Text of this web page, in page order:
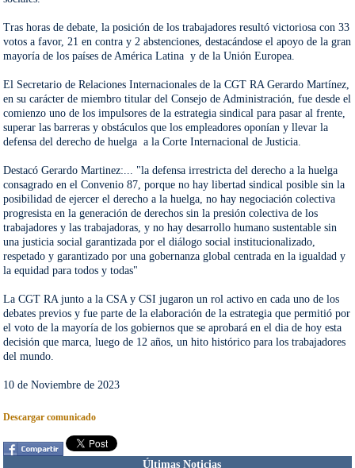
Tras horas de debate, la posición de los trabajadores resultó victoriosa con 33
votos a favor, 21 en contra y 2 abstenciones, destacándose el apoyo de la gran
mayoría de los países de América Latina  y de la Unión Europea.
El Secretario de Relaciones Internacionales de la CGT RA Gerardo Martínez,
en su carácter de miembro titular del Consejo de Administración, fue desde el
comienzo uno de los impulsores de la estrategia sindical para pasar al frente,
superar las barreras y obstáculos que los empleadores oponían y llevar la
defensa del derecho de huelga  a la Corte Internacional de Justicia.
Destacó Gerardo Martinez:... "la defensa irrestricta del derecho a la huelga
consagrado en el Convenio 87, porque no hay libertad sindical posible sin la
posibilidad de ejercer el derecho a la huelga, no hay negociación colectiva
progresista en la generación de derechos sin la presión colectiva de los
trabajadores y las trabajadoras, y no hay desarrollo humano sustentable sin
una justicia social garantizada por el diálogo social institucionalizado,
respetado y garantizado por una gobernanza global centrada en la igualdad y
la equidad para todos y todas"
La CGT RA junto a la CSA y CSI jugaron un rol activo en cada uno de los
debates previos y fue parte de la elaboración de la estrategia que permitió por
el voto de la mayoría de los gobiernos que se aprobará en el dia de hoy esta
decisión que marca, luego de 12 años, un hito histórico para los trabajadores
del mundo.
Descargar comunicado
Últimas Noticias